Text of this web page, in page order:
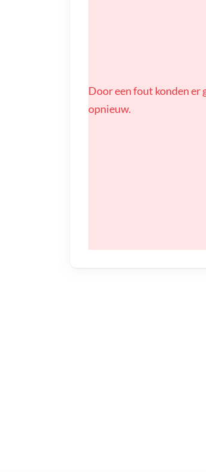
Door een fout konden er
opnieuw.